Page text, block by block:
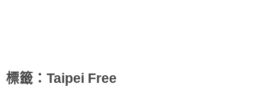
標籤：Taipei Free